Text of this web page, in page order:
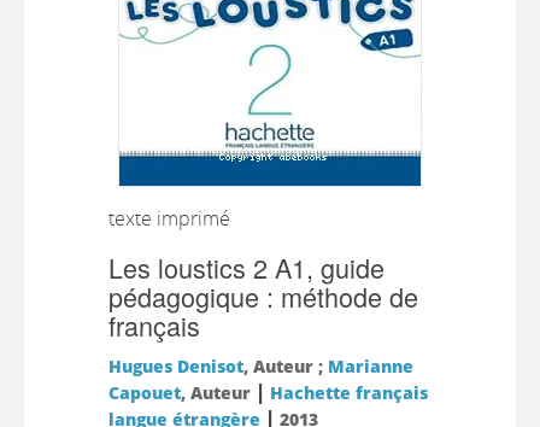
texte imprimé
Les loustics 2 A1, guide
pédagogique : méthode de
français
Hugues Denisot, Auteur ; Marianne
Capouet, Auteur | Hachette français
langue étrangère | 2013